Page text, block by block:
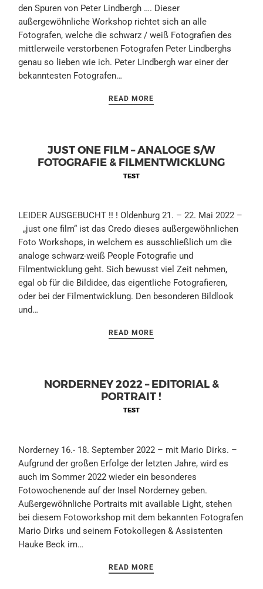
den Spuren von Peter Lindbergh …. Dieser
außergewöhnliche Workshop richtet sich an alle
Fotografen, welche die schwarz / weiß Fotografien des
mittlerweile verstorbenen Fotografen Peter Lindberghs
genau so lieben wie ich. Peter Lindbergh war einer der
bekanntesten Fotografen…
READ MORE
JUST ONE FILM – ANALOGE S/W
FOTOGRAFIE & FILMENTWICKLUNG
TEST
LEIDER AUSGEBUCHT !! ! Oldenburg 21. – 22. Mai 2022 –
„just one film“ ist das Credo dieses außergewöhnlichen
Foto Workshops, in welchem es ausschließlich um die
analoge schwarz-weiß People Fotografie und
Filmentwicklung geht. Sich bewusst viel Zeit nehmen,
egal ob für die Bildidee, das eigentliche Fotografieren,
oder bei der Filmentwicklung. Den besonderen Bildlook
und…
READ MORE
NORDERNEY 2022 – EDITORIAL &
PORTRAIT !
TEST
Norderney 16.- 18. September 2022 – mit Mario Dirks. –
Aufgrund der großen Erfolge der letzten Jahre, wird es
auch im Sommer 2022 wieder ein besonderes
Fotowochenende auf der Insel Norderney geben.
Außergewöhnliche Portraits mit available Light, stehen
bei diesem Fotoworkshop mit dem bekannten Fotografen
Mario Dirks und seinem Fotokollegen & Assistenten
Hauke Beck im…
READ MORE